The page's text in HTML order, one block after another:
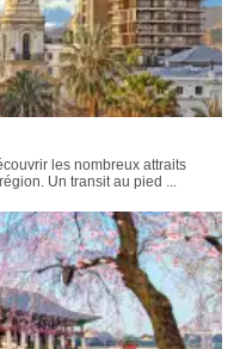
les nombreux attraits
Un transit au pied ...